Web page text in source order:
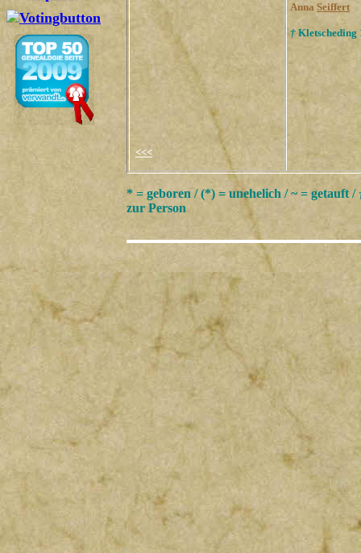
<<<
Anna Seiffert
† Kletscheding
* = geboren / (*) = unehelich / ~ = getauft /
zur Person